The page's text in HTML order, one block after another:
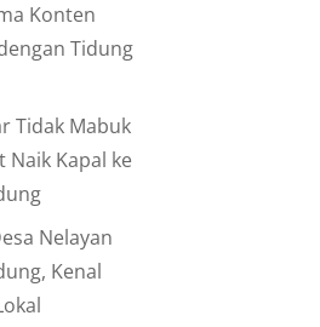
Konten
Tidung
Tidak Mabuk
Naik Kapal ke
Nelayan
Kenal